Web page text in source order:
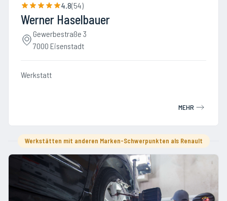
4.8(54)
Werner Haselbauer
Gewerbestraße 3
7000 Eisenstadt
Werkstatt
MEHR
Werkstätten mit anderen Marken-Schwerpunkten als Renault